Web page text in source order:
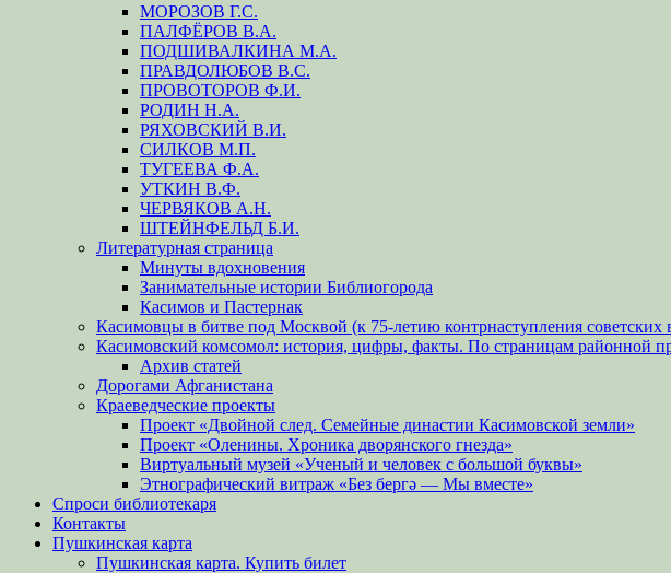
МОРОЗОВ Г.С.
ПАЛФЁРОВ В.А.
ПОДШИВАЛКИНА М.А.
ПРАВДОЛЮБОВ В.С.
ПРОВОТОРОВ Ф.И.
РОДИН Н.А.
РЯХОВСКИЙ В.И.
СИЛКОВ М.П.
ТУГЕЕВА Ф.А.
УТКИН В.Ф.
ЧЕРВЯКОВ А.Н.
ШТЕЙНФЕЛЬД Б.И.
Литературная страница
Минуты вдохновения
Занимательные истории Библиогорода
Касимов и Пастернак
Касимовцы в битве под Москвой (к 75-летию контрнаступления советских
Касимовский комсомол: история, цифры, факты. По страницам районной
Архив статей
Дорогами Афганистана
Краеведческие проекты
Проект «Двойной след. Семейные династии Касимовской земли»
Проект «Оленины. Хроника дворянского гнезда»
Виртуальный музей «Ученый и человек с большой буквы»
Этнографический витраж «Без бергə — Мы вместе»
Спроси библиотекаря
Контакты
Пушкинская карта
Пушкинская карта. Купить билет